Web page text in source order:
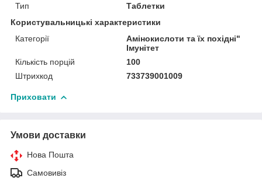
Тип
Таблетки
Користувальницькі характеристики
Категорії
Амінокислоти та їх похідні"
Імунітет
Кількість порцій
100
Штрихкод
733739001009
Приховати
Умови доставки
Нова Пошта
Самовивіз